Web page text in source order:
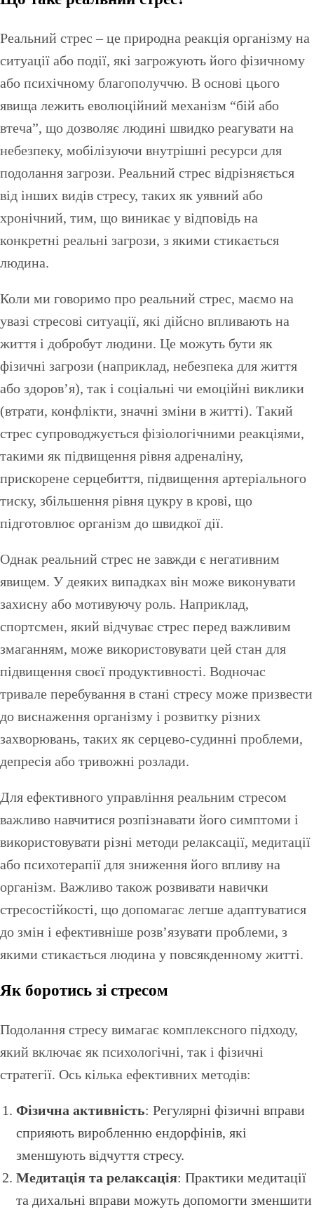
Реальний стрес – це природна реакція організму на
ситуації або події, які загрожують його фізичному
або психічному благополуччю. В основі цього
явища лежить еволюційний механізм “бій або
втеча”, що дозволяє людині швидко реагувати на
небезпеку, мобілізуючи внутрішні ресурси для
подолання загрози. Реальний стрес відрізняється
від інших видів стресу, таких як уявний або
хронічний, тим, що виникає у відповідь на
конкретні реальні загрози, з якими стикається
людина.
Коли ми говоримо про реальний стрес, маємо на
увазі стресові ситуації, які дійсно впливають на
життя і добробут людини. Це можуть бути як
фізичні загрози (наприклад, небезпека для життя
або здоров’я), так і соціальні чи емоційні виклики
(втрати, конфлікти, значні зміни в житті). Такий
стрес супроводжується фізіологічними реакціями,
такими як підвищення рівня адреналіну,
прискорене серцебиття, підвищення артеріального
тиску, збільшення рівня цукру в крові, що
підготовлює організм до швидкої дії.
Однак реальний стрес не завжди є негативним
явищем. У деяких випадках він може виконувати
захисну або мотивуючу роль. Наприклад,
спортсмен, який відчуває стрес перед важливим
змаганням, може використовувати цей стан для
підвищення своєї продуктивності. Водночас
тривале перебування в стані стресу може призвести
до виснаження організму і розвитку різних
захворювань, таких як серцево-судинні проблеми,
депресія або тривожні розлади.
Для ефективного управління реальним стресом
важливо навчитися розпізнавати його симптоми і
використовувати різні методи релаксації, медитації
або психотерапії для зниження його впливу на
організм. Важливо також розвивати навички
стресостійкості, що допомагає легше адаптуватися
до змін і ефективніше розв’язувати проблеми, з
якими стикається людина у повсякденному житті.
Як боротись зі стресом
Подолання стресу вимагає комплексного підходу,
який включає як психологічні, так і фізичні
стратегії. Ось кілька ефективних методів:
Фізична активність: Регулярні фізичні вправи
сприяють виробленню ендорфінів, які
зменшують відчуття стресу.
Медитація та релаксація: Практики медитації
та дихальні вправи можуть допомогти зменшити